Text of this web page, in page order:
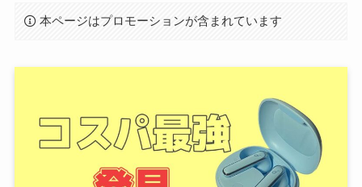
本ページはプロモーションが含まれています